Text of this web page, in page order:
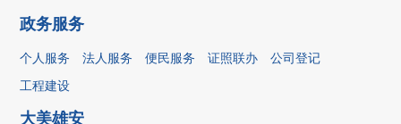
政务服务
个人服务 法人服务 便民服务 证照联办
公司登记
工程建设
大美雄安